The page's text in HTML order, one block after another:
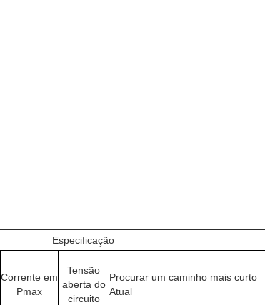
Especificação
Corrente em
Pmax
Tensão
aberta do
circuito
Procurar um caminho mais curto
Atual